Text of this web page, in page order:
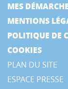
MES
MENTIONS
POLITIQUE DE
COOKIES
PLAN DU SITE
ESPACE PRESSE